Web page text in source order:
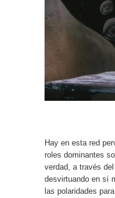
Hay en esta red
roles dominantes
verdad, a través
desvirtuando en sí
las polaridades